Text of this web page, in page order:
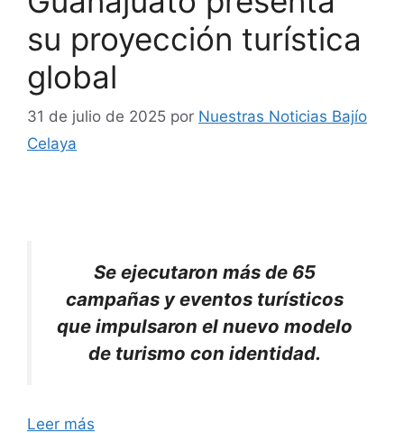
su proyección turística
global
31 de julio de 2025 por Nuestras Noticias Bajío
Celaya
Se ejecutaron más de 65
campañas y eventos turísticos
que impulsaron el nuevo modelo
de turismo con identidad.
Leer más